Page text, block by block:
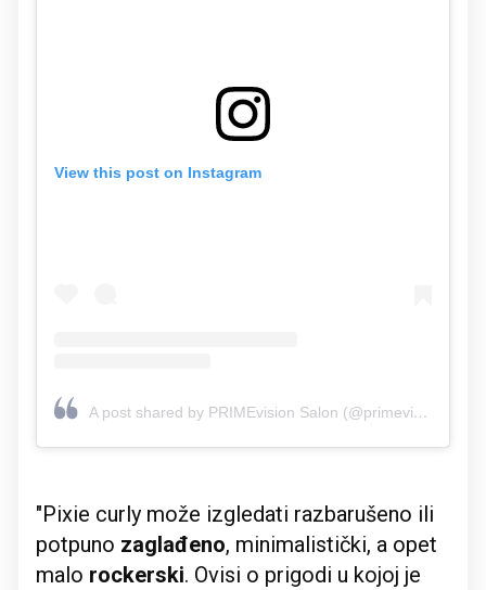
View this post on Instagram
A post shared by PRIMEvision Salon (@primevision.salon)
"Pixie curly može izgledati razbarušeno ili
potpuno zaglađeno, minimalistički, a opet
malo rockerski. Ovisi o prigodi u kojoj je